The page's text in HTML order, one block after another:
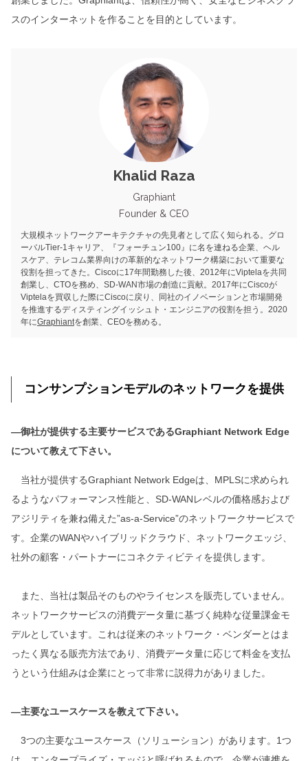
スのインターネットを作ることを目的としています。
Khalid Raza
Graphiant
Founder & CEO
大規模ネットワークアーキテクチャの先見者として広く知られる。グロ
ーバルTier-1キャリア、『フォーチュン100』に名を連ねる企業、ヘル
スケア、テレコム業界向けの革新的なネットワーク構築において重要な
役割を担ってきた。Ciscoに17年間勤務した後、2012年にViptelaを共同
創業し、CTOを務め、SD-WAN市場の創造に貢献。2017年にCiscoが
Viptelaを買収した際にCiscoに戻り、同社のイノベーションと市場開発
を推進するディスティングイッシュト・エンジニアの役割を担う。2020
年にGraphiantを創業、CEOを務める。
コンサンプションモデルのネットワークを提供
―御社が提供する主要サービスであるGraphiant Network Edge
について教えて下さい。
当社が提供するGraphiant Network Edgeは、MPLSに求められ
るようなパフォーマンス性能と、SD-WANレベルの価格感および
アジリティを兼ね備えた”as-a-Service”のネットワークサービスで
す。企業のWANやハイブリッドクラウド、ネットワークエッジ、
社外の顧客・パートナーにコネクティビティを提供します。
また、当社は製品そのものやライセンスを販売していません。
ネットワークサービスの消費データ量に基づく純粋な従量課金モ
デルとしています。これは従来のネットワーク・ベンダーとはま
ったく異なる販売方法であり、消費データ量に応じて料金を支払
うという仕組みは企業にとって非常に説得力がありました。
―主要なユースケースを教えて下さい。
3つの主要なユースケース（ソリューション）があります。1つ